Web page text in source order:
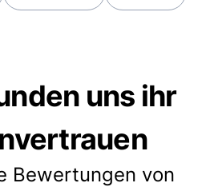
uns ihr
Bewertungen von